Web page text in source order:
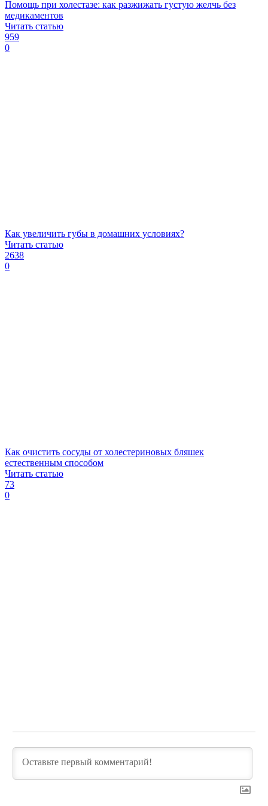
Помощь при холестазе: как разжижать густую желчь без
медикаментов
Читать статью
959
0
Как увеличить губы в домашних условиях?
Читать статью
2638
0
Как очистить сосуды от холестериновых бляшек
естественным способом
Читать статью
73
0